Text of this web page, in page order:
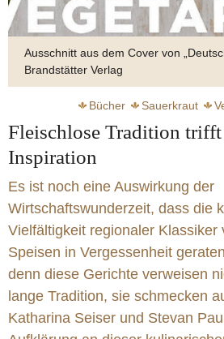
Ausschnitt aus dem Cover von
Brandstätter Verlag
Bücher Sauerkraut
Seiser Katharina
Fleischlose Tradition
Inspiration
Es ist noch eine Auswirkung der
Wirtschaftswunderzeit, dass die
Vielfältigkeit regionaler Klassiker
Speisen in Vergessenheit
denn diese Gerichte verweisen
lange Tradition, sie schmecken
Katharina Seiser und Stevan